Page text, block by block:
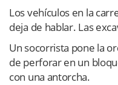
Los vehículos en la
deja de hablar. Las
Un socorrista pone la
de perforar en un
con una antorcha.